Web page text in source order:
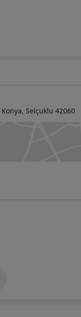
Selçuklu 42060
açılır